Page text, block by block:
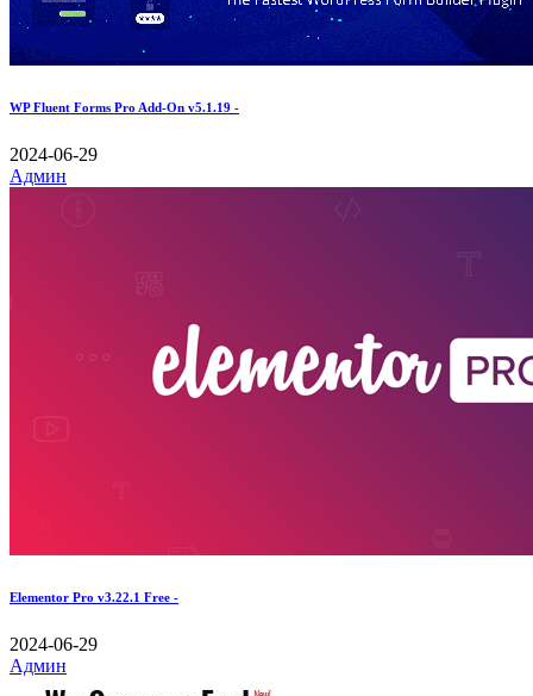
WP Fluent Forms Pro Add-On v5.1.19 -
2024-06-29
Админ
Elementor Pro v3.22.1 Free -
2024-06-29
Админ